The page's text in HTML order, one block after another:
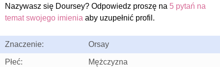
Nazywasz się Doursey? Odpowiedz proszę na 5 pytań na
temat swojego imienia aby uzupełnić profil.
Znaczenie: Orsay
Płeć: Mężczyzna